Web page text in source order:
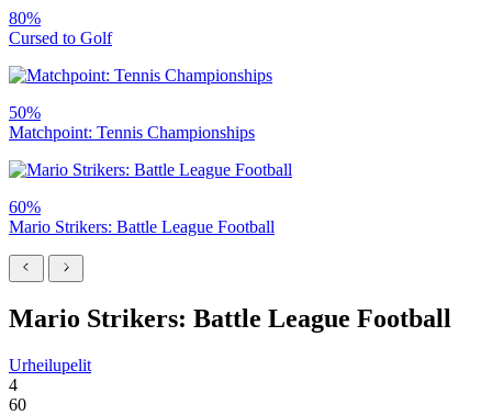
80%
Cursed to Golf
50%
Matchpoint: Tennis Championships
60%
Mario Strikers: Battle League Football
Mario Strikers: Battle League Football
Urheilupelit
4
60